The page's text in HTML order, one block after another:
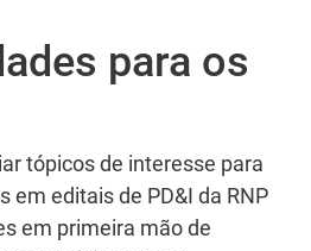
para os
tópicos de interesse para
em editais de PD&I da RNP
em primeira mão de